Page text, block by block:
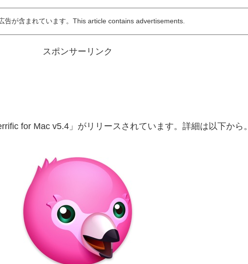
告が含まれています。This article contains advertisements.
スポンサーリンク
for Mac v5.4」がリリースされています。詳細は以下から。